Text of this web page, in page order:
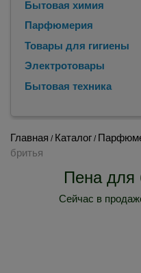
Бытовая химия
Парфюмерия
Товары для гигиены
Электротовары
Бытовая техника
Главная / Каталог /
бритья
Пена для
Сейчас в